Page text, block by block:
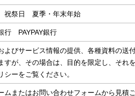
祝祭日 夏季・年末年始
行 PAYPAY銀行
よびサービス情報の提供、各種資料の送
すが、その場合は、目的を限定し、それ
シーをご覧ください。
ムまたはお問い合わせフォームから見積